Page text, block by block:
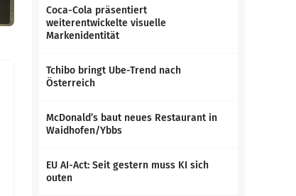
Coca-Cola präsentiert
weiterentwickelte visuelle
Markenidentität
Tchibo bringt Ube-Trend nach
Österreich
McDonald’s baut neues Restaurant in
Waidhofen/Ybbs
EU AI-Act: Seit gestern muss KI sich
outen